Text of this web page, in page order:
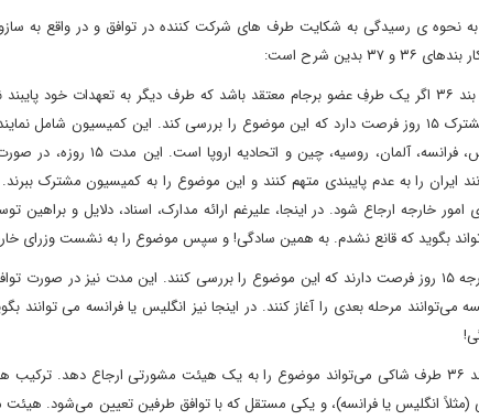
۳۶ و ۳۷ برجام به نحوه ی رسیدگی به شکایت طرف های شرکت کننده در توافق و در
بدین شرح است:
در مرحله اول، بر اساس بند ۳۶ اگر یک طرفِ عضو برجام معتقد باشد که طرف دیگر به
ارجاع دهد. کمیسیون مشترک ۱۵ روز فرصت دارد که این موضوع را بررسی کند. این
داده خواهد شد)، انگلیس،
خارجه ارجاع شود. در اینجا، علیرغم ارائه مدارک، اسناد، دلایل و
بگوید که قانع نشدم. به همین سادگی! و سپس موضوع را به نشست وزرای خارجه طرف‌های
در مرحله دوم، وزرای خارجه ۱۵ روز فرصت دارند که این موضوع را بررسی کنند. این مدت نیز
می‌توانند مرحله بعدی را آغاز کنند. در اینجا نیز انگلیس یا فرانسه می توانند
در مرحله سوم، مطابق بند ۳۶ طرف شاکی می‌تواند موضوع را به یک هیئت مشورتی